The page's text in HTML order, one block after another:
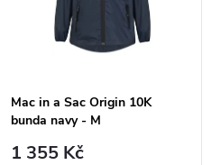
p
s
p
Mac in a Sac Origin 10K
bunda navy - M
1 355 Kč